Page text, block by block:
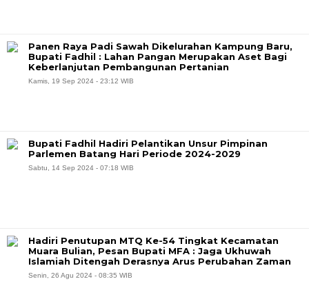
Panen Raya Padi Sawah Dikelurahan Kampung Baru,
Bupati Fadhil : Lahan Pangan Merupakan Aset Bagi
Keberlanjutan Pembangunan Pertanian
Kamis, 19 Sep 2024 - 23:12 WIB
Bupati Fadhil Hadiri Pelantikan Unsur Pimpinan
Parlemen Batang Hari Periode 2024-2029
Sabtu, 14 Sep 2024 - 07:18 WIB
Hadiri Penutupan MTQ Ke-54 Tingkat Kecamatan
Muara Bulian, Pesan Bupati MFA : Jaga Ukhuwah
Islamiah Ditengah Derasnya Arus Perubahan Zaman
Senin, 26 Agu 2024 - 08:35 WIB